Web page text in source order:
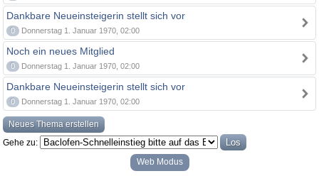
Dankbare Neueinsteigerin stellt sich vor
0 Donnerstag 1. Januar 1970, 02:00
Noch ein neues Mitglied
0 Donnerstag 1. Januar 1970, 02:00
Dankbare Neueinsteigerin stellt sich vor
0 Donnerstag 1. Januar 1970, 02:00
Neues Thema erstellen
Gehe zu:
Web Modus